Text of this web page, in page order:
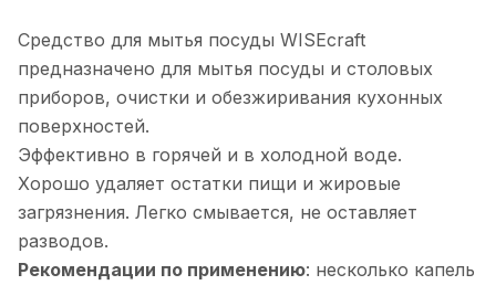
Средство для мытья посуды WISEcraft
предназначено для мытья посуды и столовых
приборов, очистки и обезжиривания кухонных
поверхностей.
Эффективно в горячей и в холодной воде.
Хорошо удаляет остатки пищи и жировые
загрязнения. Легко смывается, не оставляет
разводов.
Рекомендации по применению: несколько капель